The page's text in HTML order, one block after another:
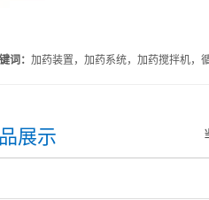
词： 加药装置，加药系统，加药搅拌机，
展示